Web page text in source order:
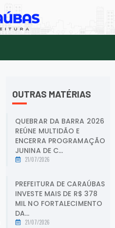
OUTRAS MATÉRIAS
QUEBRAR DA BARRA 2026
REÚNE MULTIDÃO E
ENCERRA PROGRAMAÇÃO
JUNINA DE C...
21/07/2026
PREFEITURA DE CARAÚBAS
INVESTE MAIS DE R$ 378
MIL NO FORTALECIMENTO
DA...
21/07/2026